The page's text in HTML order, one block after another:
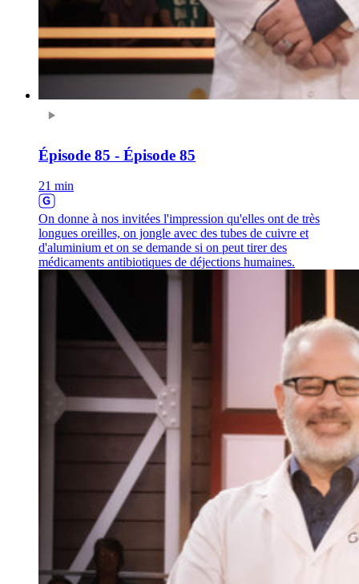
Épisode 85 - Épisode 85
21 min
On donne à nos invitées l'impression qu'elles ont de très
longues oreilles, on jongle avec des tubes de cuivre et
d'aluminium et on se demande si on peut tirer des
médicaments antibiotiques de déjections humaines.